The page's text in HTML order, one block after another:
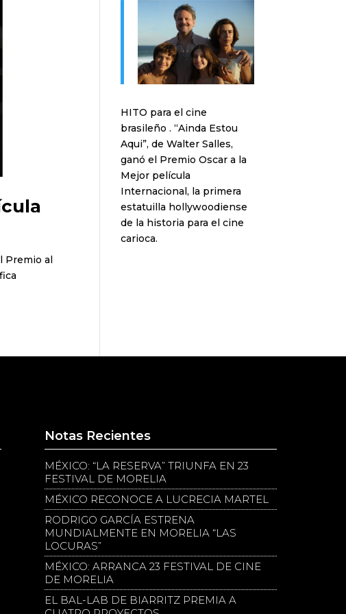
Premio al
HITO para el cine
brasileño . “Ainda Estou
Aqui”, de Walter Salles,
ganó el Premio Oscar a la
Mejor película
Internacional, la primera
estatuilla hollywoodiense
de la historia para el cine
carioca.
Notas Recientes
MÉXICO: “LA RESERVA” TRIUNFA EN 23
FESTIVAL DE MORELIA
MÉXICO RECONOCE A LUCRECIA MARTEL
RODRIGO GARCÍA ESTRENA
MUNDIALMENTE EN MORELIA “LAS
LOCURAS”
MÉXICO: ARRANCA 23 FESTIVAL DE CINE
DE MORELIA
EL BAL-LAB DE BIARRITZ PREMIA A